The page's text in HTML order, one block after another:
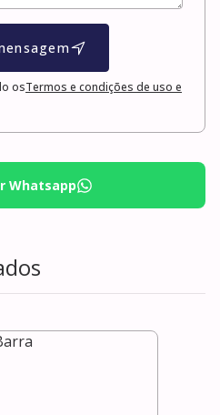
osTermos e condições de uso e
Whatsapp